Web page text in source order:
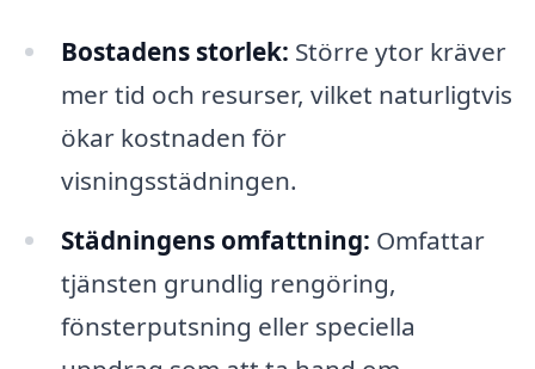
Bostadens storlek: Större ytor kräver
mer tid och resurser, vilket naturligtvis
ökar kostnaden för
visningsstädningen.
Städningens omfattning: Omfattar
tjänsten grundlig rengöring,
fönsterputsning eller speciella